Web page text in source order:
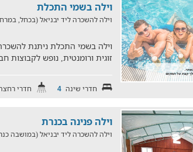
וילה בשמי התכלת
וילה להשכרה ליד יבניאל (בכחל, במרחק של
וילה בשמי התכלת ניתנת
זוגית ורומנטית, נופש לקבוצות
חדרי שינה 4 חדרי
וילה פנינה בכנרת
וילה להשכרה ליד יבניאל (במושבה